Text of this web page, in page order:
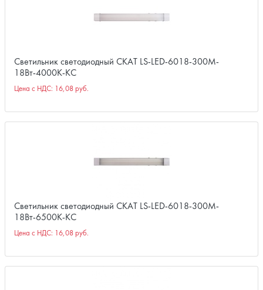
Светильник светодиодный СКАТ LS-LED-6018-300M-
18Вт-4000К-КС
Цена с НДС: 16,08 руб.
Светильник светодиодный СКАТ LS-LED-6018-300M-
18Вт-6500К-КС
Цена с НДС: 16,08 руб.